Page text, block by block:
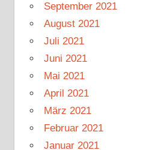
September 2021
August 2021
Juli 2021
Juni 2021
Mai 2021
April 2021
März 2021
Februar 2021
Januar 2021